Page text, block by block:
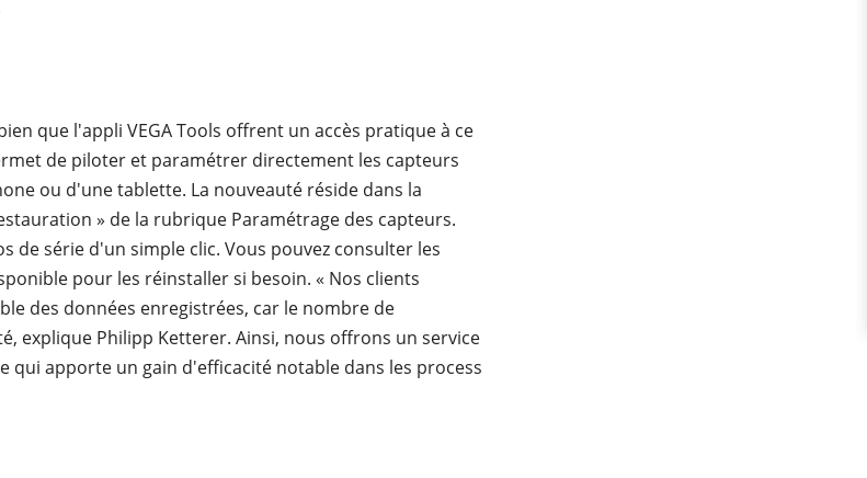
que l'appli VEGA Tools offrent un accès pratique à ce
de piloter et paramétrer directement les capteurs
ou d'une tablette. La nouveauté réside dans la
» de la rubrique Paramétrage des capteurs.
de série d'un simple clic. Vous pouvez consulter les
pour les réinstaller si besoin. « Nos clients
des données enregistrées, car le nombre de
explique Philipp Ketterer. Ainsi, nous offrons un service
qui apporte un gain d'efficacité notable dans les process